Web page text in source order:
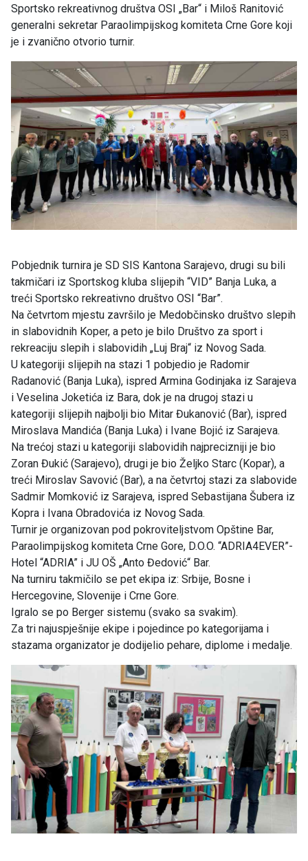
Sportsko rekreativnog društva OSI „Bar“ i Miloš Ranitović
generalni sekretar Paraolimpijskog komiteta Crne Gore koji
je i zvanično otvorio turnir.
Pobjednik turnira je SD SIS Kantona Sarajevo, drugi su bili
takmičari iz Sportskog kluba slijepih “VID” Banja Luka, a
treći Sportsko rekreativno društvo OSI “Bar”.
Na četvrtom mjestu završilo je Medobčinsko društvo slepih
in slabovidnih Koper, a peto je bilo Društvo za sport i
rekreaciju slepih i slabovidih „Luj Braj“ iz Novog Sada.
U kategoriji slijepih na stazi 1 pobjedio je Radomir
Radanović (Banja Luka), ispred Armina Godinjaka iz Sarajeva
i Veselina Joketića iz Bara, dok je na drugoj stazi u
kategoriji slijepih najbolji bio Mitar Đukanović (Bar), ispred
Miroslava Mandića (Banja Luka) i Ivane Bojić iz Sarajeva.
Na trećoj stazi u kategoriji slabovidih najprecizniji je bio
Zoran Đukić (Sarajevo), drugi je bio Željko Starc (Kopar), a
treći Miroslav Savović (Bar), a na četvrtoj stazi za slabovide
Sadmir Momković iz Sarajeva, ispred Sebastijana Šubera iz
Kopra i Ivana Obradovića iz Novog Sada.
Turnir je organizovan pod pokroviteljstvom Opštine Bar,
Paraolimpijskog komiteta Crne Gore, D.O.O. “ADRIA4EVER”-
Hotel “ADRIA” i JU OŠ „Anto Đedović“ Bar.
Na turniru takmičilo se pet ekipa iz: Srbije, Bosne i
Hercegovine, Slovenije i Crne Gore.
Igralo se po Berger sistemu (svako sa svakim).
Za tri najuspješnije ekipe i pojedince po kategorijama i
stazama organizator je dodijelio pehare, diplome i medalje.